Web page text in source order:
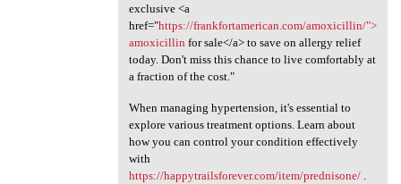
exclusive <a
href="https://frankfortamerican.com/amoxicillin/">
amoxicillin for sale</a> to save on allergy relief
today. Don't miss this chance to live comfortably at
a fraction of the cost."
When managing hypertension, it's essential to
explore various treatment options. Learn about
how you can control your condition effectively
with
https://happytrailsforever.com/item/prednisone/.